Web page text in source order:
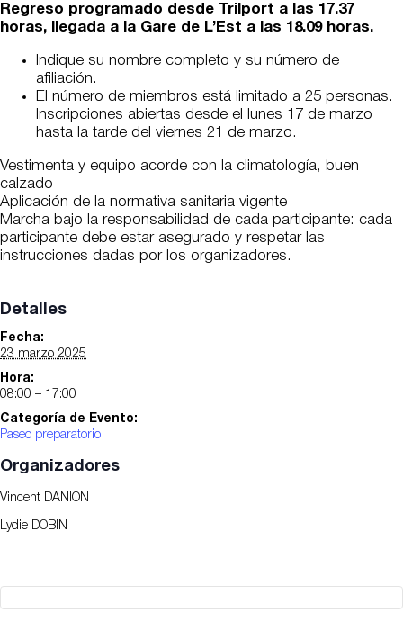
Regreso programado desde Trilport a las 17.37
horas, llegada a la Gare de L’Est a las 18.09 horas.
Indique su nombre completo y su número de
afiliación.
El número de miembros está limitado a 25 personas.
Inscripciones abiertas desde el lunes 17 de marzo
hasta la tarde del viernes 21 de marzo.
Vestimenta y equipo acorde con la climatología, buen
calzado
Aplicación de la normativa sanitaria vigente
Marcha bajo la responsabilidad de cada participante: cada
participante debe estar asegurado y respetar las
instrucciones dadas por los organizadores.
Detalles
Fecha:
23 marzo 2025
Hora:
08:00 – 17:00
Categoría de Evento:
Paseo preparatorio
Organizadores
Vincent DANION
Lydie DOBIN